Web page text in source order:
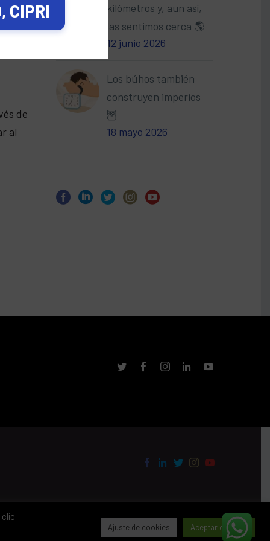
de
al
kilómetros y, aun así,
las sentimos cerca 🌎
12 junio 2026
Los búhos también
construyen imperios
🦉
18 mayo 2026
clic
Ajuste de cookies Aceptar cookies
CIPRI